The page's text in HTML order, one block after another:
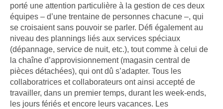
porté une attention particulière à la gestion de ces deux
équipes – d’une trentaine de personnes chacune –, qui
se croisaient sans pouvoir se parler. Défi également au
niveau des plannings liés aux services spéciaux
(dépannage, service de nuit, etc.), tout comme à celui de
la chaîne d’approvisionnement (magasin central de
pièces détachées), qui ont dû s’adapter. Tous les
collaboratrices et collaborateurs ont ainsi accepté de
travailler, dans un premier temps, durant les week-ends,
les jours fériés et encore leurs vacances. Les